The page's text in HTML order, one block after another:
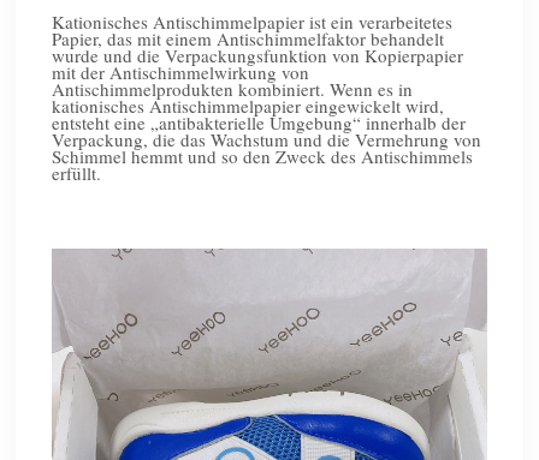
Kationisches Antischimmelpapier ist ein verarbeitetes
Papier, das mit einem Antischimmelfaktor behandelt
wurde und die Verpackungsfunktion von Kopierpapier
mit der Antischimmelwirkung von
Antischimmelprodukten kombiniert. Wenn es in
kationisches Antischimmelpapier eingewickelt wird,
entsteht eine „antibakterielle Umgebung“ innerhalb der
Verpackung, die das Wachstum und die Vermehrung von
Schimmel hemmt und so den Zweck des Antischimmels
erfüllt.